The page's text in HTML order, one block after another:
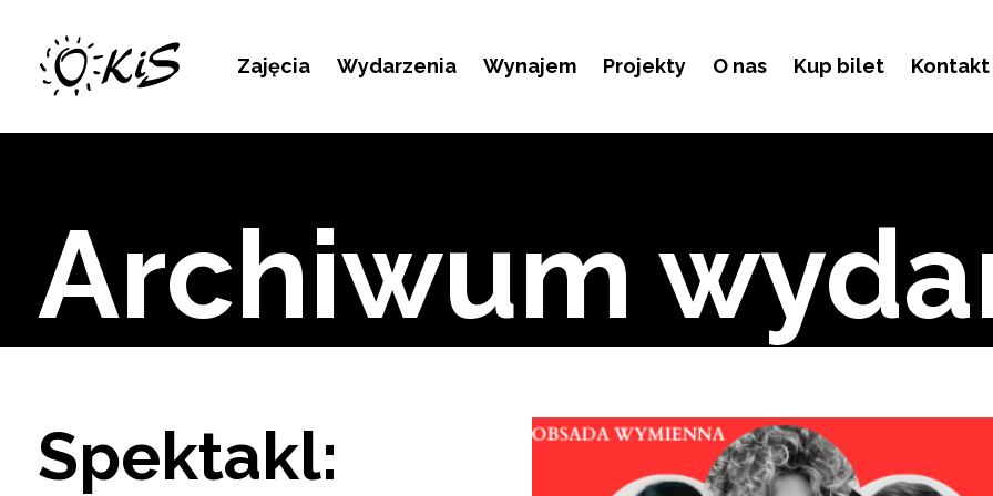
Zajęcia Wydarzenia Wynajem Projekty O nas Kup bilet Kontakt
Kontakt
Archiwum
Spektakl: